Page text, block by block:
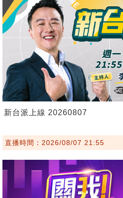
新台派上線 20260807
直播時間：2026/08/07 21:55